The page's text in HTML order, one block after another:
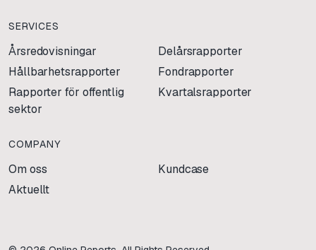
SERVICES
Årsredovisningar
Delårsrapporter
Hållbarhetsrapporter
Fondrapporter
Rapporter för offentlig
sektor
Kvartalsrapporter
COMPANY
Om oss
Kundcase
Aktuellt